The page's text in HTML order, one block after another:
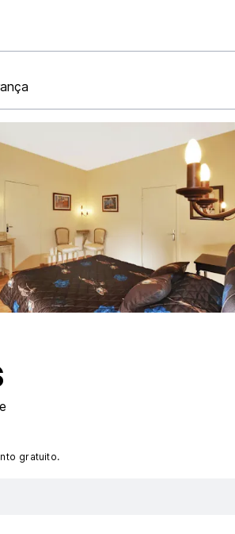
gratuito.